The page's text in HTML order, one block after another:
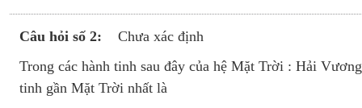
Câu hỏi số 2:
Chưa xác định
Trong các hành tinh sau đây của hệ Mặt Trời : Hải
tinh gần Mặt Trời nhất là